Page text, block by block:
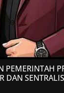
PEMERINTAH
DAN
TIPIKOR RI